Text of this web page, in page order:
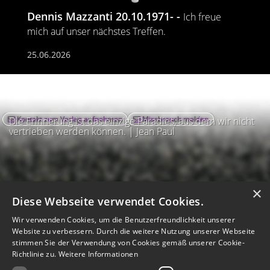
Dennis Mazzanti 20.10.1971-
Ich freue
mich auf unser nächstes Treffen.
25.06.2026
Die Erinnerung ist das einzige Paradies, aus dem wir nicht
vertrieben werden können. | Jean Paul
Kontakt zum Verlag aufnehmen Missbrauch melden
×
Diese Webseite verwendet Cookies.
Wir verwenden Cookies, um die Benutzerfreundlichkeit unserer
Website zu verbessern. Durch die weitere Nutzung unserer Webseite
stimmen Sie der Verwendung von Cookies gemäß unserer Cookie-
Richtlinie zu. Weitere Informationen